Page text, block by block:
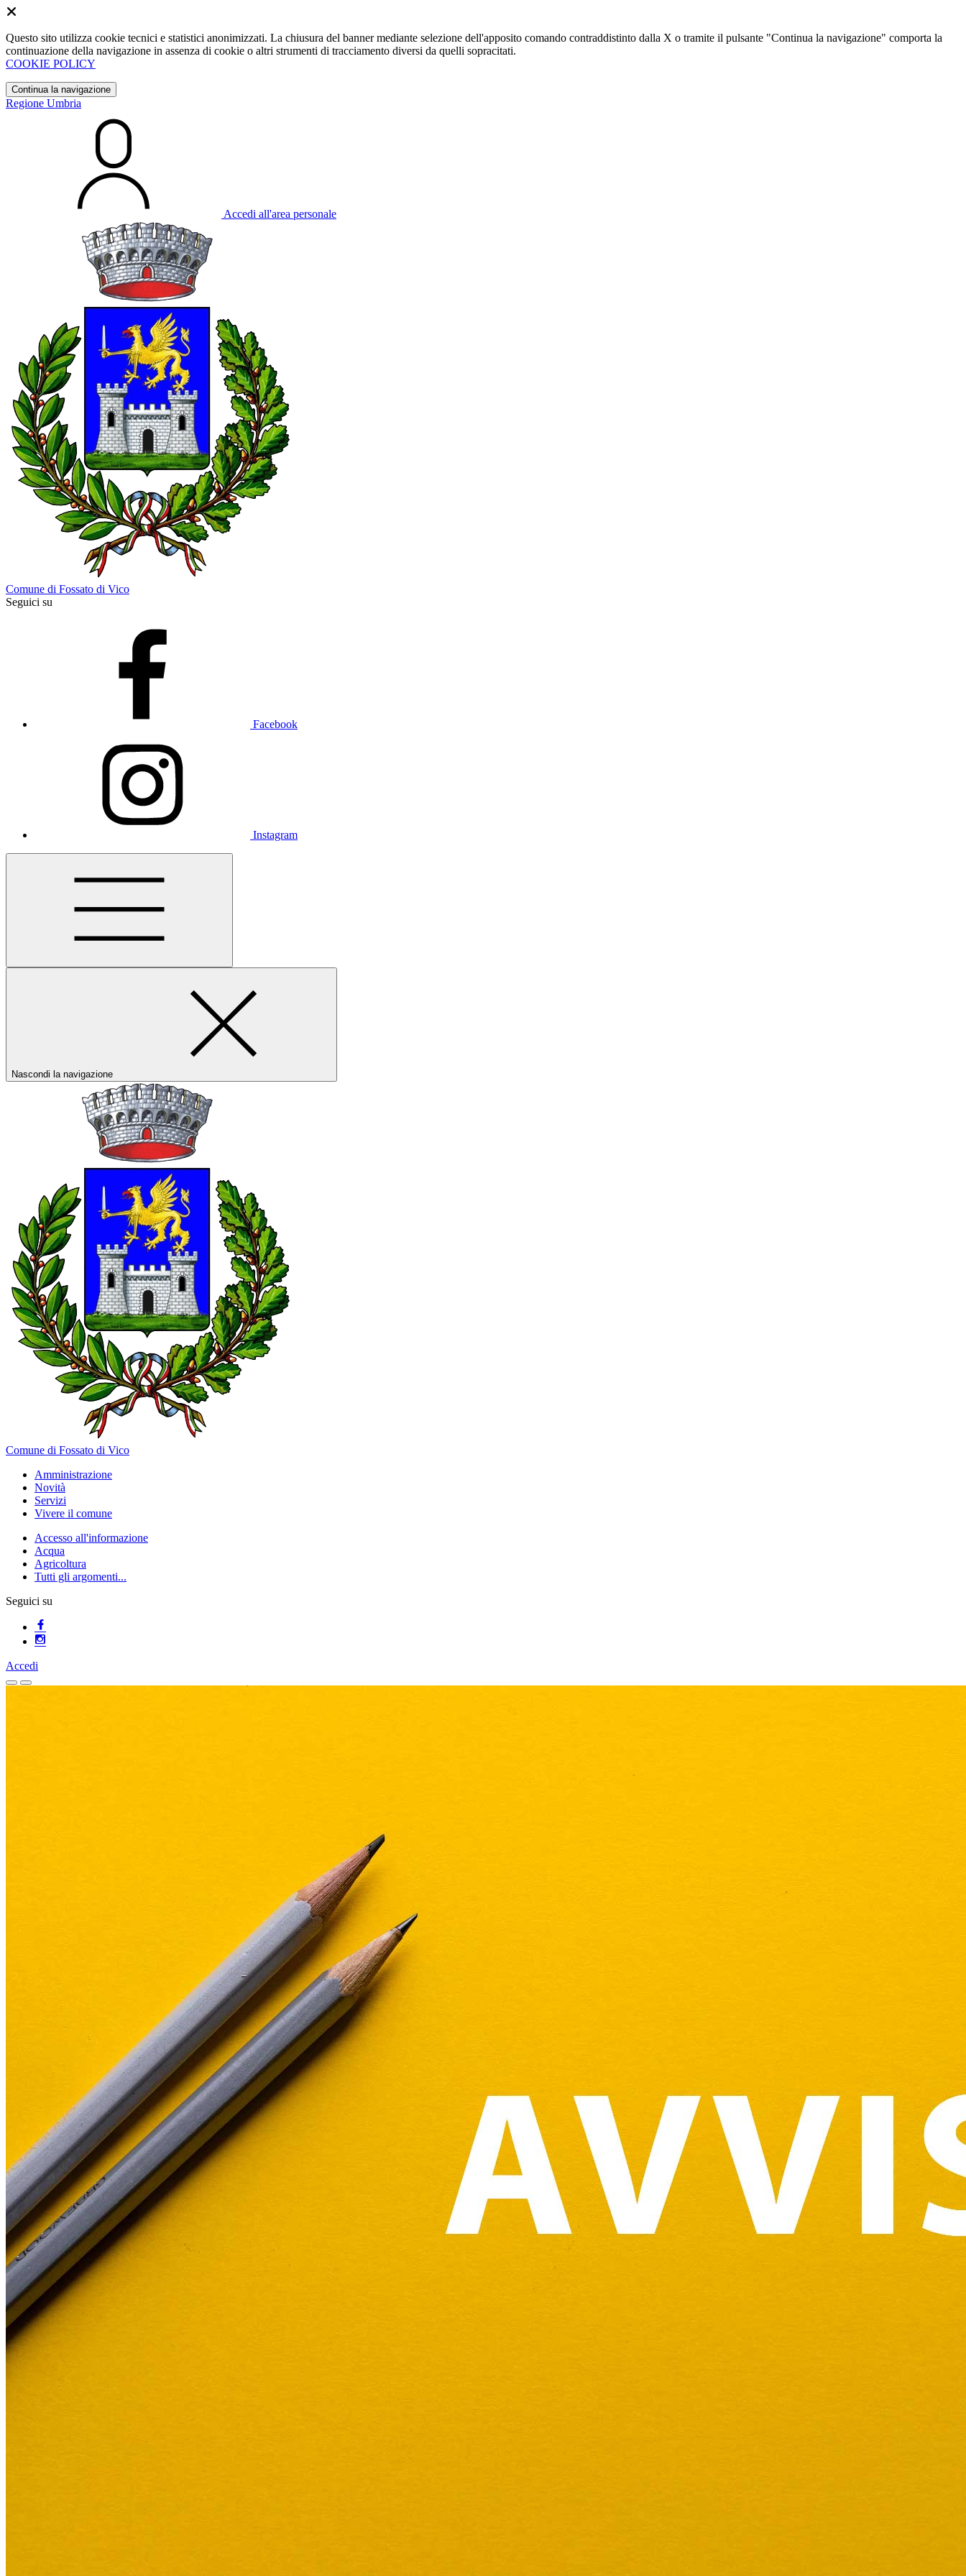
Questo sito utilizza cookie tecnici e statistici anonimizzati. La chiusura del banner mediante selezione dell'apposito comando contraddistinto dalla X o tramite il pulsante "Continua la navigazione" comporta la
continuazione della navigazione in assenza di cookie o altri strumenti di tracciamento diversi da quelli sopracitati.
COOKIE POLICY
Continua la navigazione
Regione Umbria
Accedi all'area personale
Comune di Fossato di Vico
Seguici su
Facebook
Instagram
Nascondi la navigazione
Comune di Fossato di Vico
Amministrazione
Novità
Servizi
Vivere il comune
Accesso all'informazione
Acqua
Agricoltura
Tutti gli argomenti...
Seguici su
Accedi
Homepage